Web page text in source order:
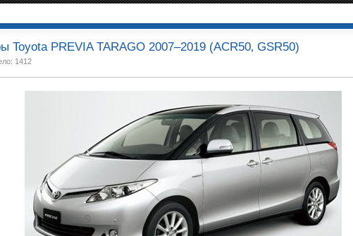
Toyota PREVIA TARAGO 2007–2019 (ACR50‚ GSR50)
1412